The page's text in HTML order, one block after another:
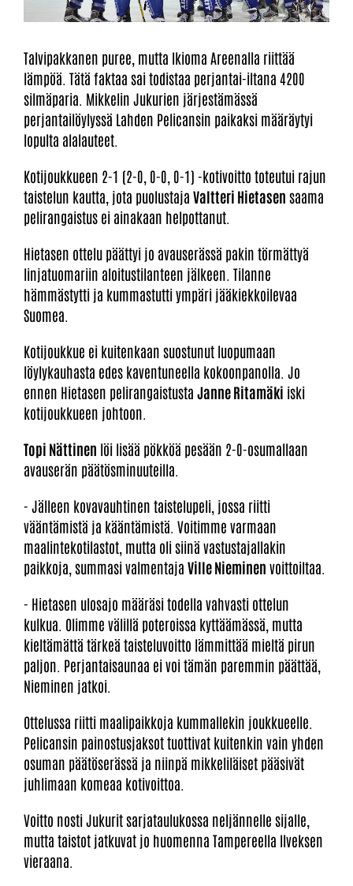
Talvipakkanen puree, mutta Ikioma Areenalla riittää
lämpöä. Tätä faktaa sai todistaa perjantai-iltana 4200
silmäparia. Mikkelin Jukurien järjestämässä
perjantailöylyssä Lahden Pelicansin paikaksi määräytyi
lopulta alalauteet.
Kotijoukkueen 2-1 (2-0, 0-0, 0-1) -kotivoitto toteutui rajun
taistelun kautta, jota puolustaja Valtteri Hietasen saama
pelirangaistus ei ainakaan helpottanut.
Hietasen ottelu päättyi jo avauserässä pakin törmättyä
linjatuomariin aloitustilanteen jälkeen. Tilanne
hämmästytti ja kummastutti ympäri jääkiekkoilevaa
Suomea.
Kotijoukkue ei kuitenkaan suostunut luopumaan
löylykauhasta edes kaventuneella kokoonpanolla. Jo
ennen Hietasen pelirangaistusta Janne Ritamäki iski
kotijoukkueen johtoon.
Topi Nättinen löi lisää pökköä pesään 2-0-osumallaan
avauserän päätösminuuteilla.
- Jälleen kovavauhtinen taistelupeli, jossa riitti
vääntämistä ja kääntämistä. Voitimme varmaan
maalintekotilastot, mutta oli siinä vastustajallakin
paikkoja, summasi valmentaja Ville Nieminen voittoiltaa.
- Hietasen ulosajo määräsi todella vahvasti ottelun
kulkua. Olimme välillä poteroissa kyttäämässä, mutta
kieltämättä tärkeä taisteluvoitto lämmittää mieltä pirun
paljon. Perjantaisaunaa ei voi tämän paremmin päättää,
Nieminen jatkoi.
Ottelussa riitti maalipaikkoja kummallekin joukkueelle.
Pelicansin painostusjaksot tuottivat kuitenkin vain yhden
osuman päätöserässä ja niinpä mikkeliläiset pääsivät
juhlimaan komeaa kotivoittoa.
Voitto nosti Jukurit sarjataulukossa neljännelle sijalle,
mutta taistot jatkuvat jo huomenna Tampereella Ilveksen
vieraana.